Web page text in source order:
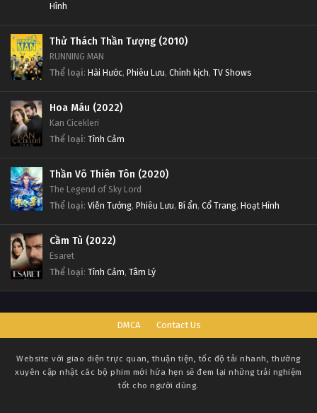
Hình
Thử Thách Thần Tượng (2010)
RUNNING MAN
Thể loại: Hài Hước, Phiêu Lưu, Chính kịch, TV Shows
Hoa Máu (2022)
Kan Cicekleri
Thể loại: Tình Cảm
Thần Võ Thiên Tôn (2020)
The Legend of Sky Lord
Thể loại: Viễn Tưởng, Phiêu Lưu, Bí ẩn, Cổ Trang, Hoạt Hình
Cầm Tù (2022)
Esaret
Thể loại: Tình Cảm, Tâm Lý
DMCA Contact Us
Website với giao diện trực quan, thuận tiện, tốc độ tải nhanh, thường
xuyên cập nhật các bộ phim mới hứa hẹn sẽ đem lại những trải nghiệm
tốt cho người dùng.